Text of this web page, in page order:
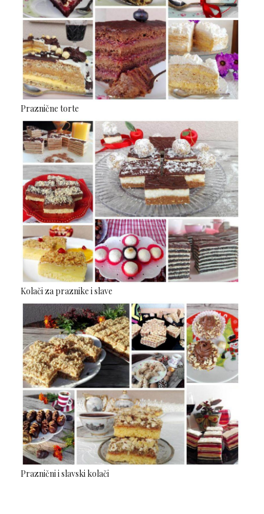
Praznične torte
Kolači za praznike i slave
Praznični i slavski kolači